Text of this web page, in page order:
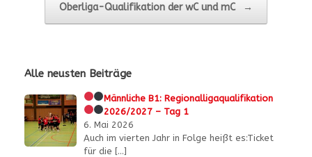
Oberliga-Qualifikation der wC und mC →
Alle neusten Beiträge
Männliche B1:Regionalligaqualifikation
2026/2027 – Tag 1
6. Mai 2026
Auch im vierten Jahr in Folge heißt es:Ticket
für die […]